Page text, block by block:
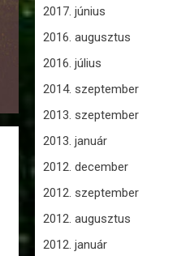
2017. június
2016. augusztus
2016. július
2014. szeptember
2013. szeptember
2013. január
2012. december
2012. szeptember
2012. augusztus
2012. január